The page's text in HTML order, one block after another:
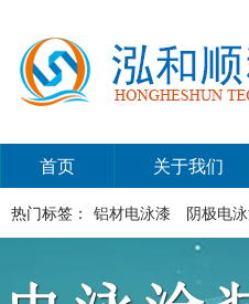
首页 关于我们
热门标签： 铝材电泳漆 阴极电